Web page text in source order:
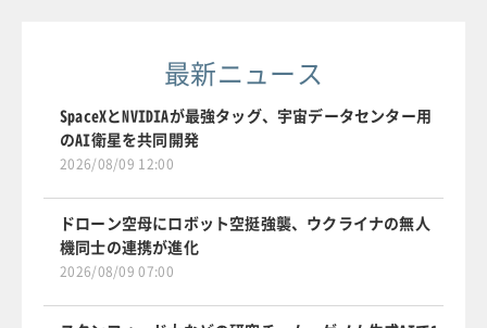
最新ニュース
SpaceXとNVIDIAが最強タッグ、宇宙データセンター用
のAI衛星を共同開発
2026/08/09 12:00
ドローン空母にロボット空挺強襲、ウクライナの無人
機同士の連携が進化
2026/08/09 07:00